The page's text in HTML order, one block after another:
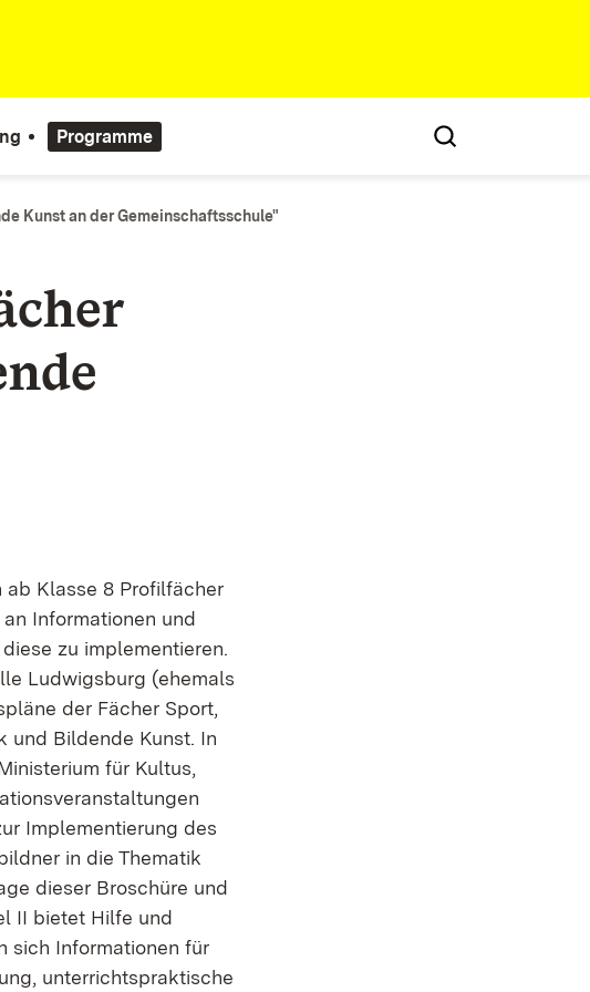
Programme
Kunst an der Gemeinschaftsschule"
ab Klasse 8 Profilfächer
Informationen und
zu implementieren.
Ludwigsburg (ehemals
der Fächer Sport,
und Bildende Kunst. In
für Kultus,
Implementierung des
in die Thematik
dieser Broschüre und
II bietet Hilfe und
sich Informationen für
unterrichtspraktische